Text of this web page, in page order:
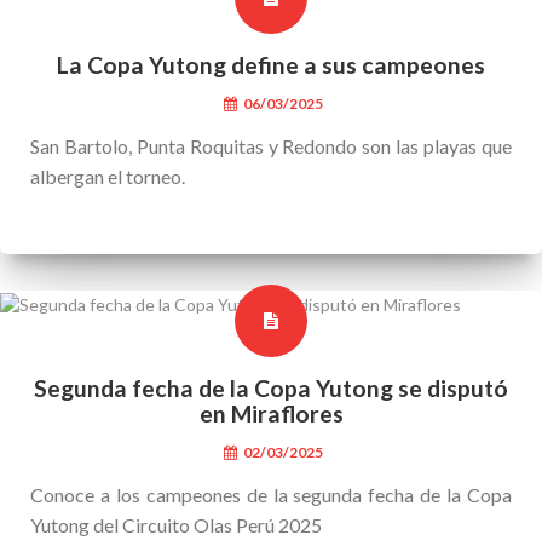
La Copa Yutong define a sus campeones
06/03/2025
San Bartolo, Punta Roquitas y Redondo son las playas que
albergan el torneo.
Segunda fecha de la Copa Yutong se disputó
en Miraflores
02/03/2025
Conoce a los campeones de la segunda fecha de la Copa
Yutong del Circuito Olas Perú 2025